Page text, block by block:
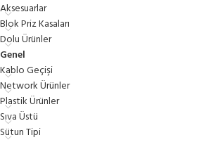
Aksesuarlar
Blok Priz Kasaları
Dolu Ürünler
Genel
Kablo Geçişi
Network Ürünler
Plastik Ürünler
Sıva Üstü
Sütun Tipi